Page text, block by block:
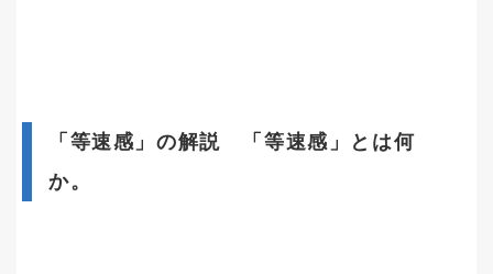
「等速感」の解説 「等速感」とは何
か。